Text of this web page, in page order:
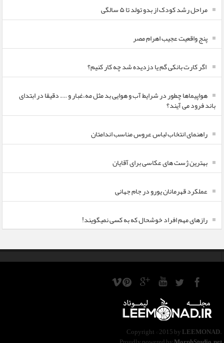
مراحل رشد کودک از بدو تولد تا ۵ سالگی
پنج واقعیت عجیب اهرام مصر
اگر کارت بانکی گم یا دزدیده شد چه کار کنیم؟
هواپیماها چطور در شرایط آب و هوایی بد مثل مه،غبار و …. دقیقا در ابتدای
باند فرود می آیند؟
راهنمای انتخاب لباس عروس مناسب اندامتان
بهترین ژست های عکاسی برای آقایان
عملکرد قهرمانان یورو در جام جهانی
رازهای مهم افراد خوشحال که به کسی نمیگویند!
Copyright ©2015 byLEEMONAD.